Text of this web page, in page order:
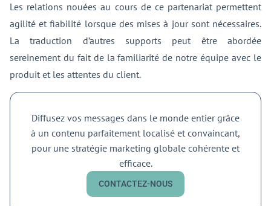
Les relations nouées au cours de ce partenariat permettent
agilité et fiabilité lorsque des mises à jour sont nécessaires.
La traduction d’autres supports peut être abordée
sereinement du fait de la familiarité de notre équipe avec le
produit et les attentes du client.
Diffusez vos messages dans le monde entier grâce
à un contenu parfaitement localisé et convaincant,
pour une stratégie marketing globale cohérente et
efficace.
CONTACTEZ-NOUS